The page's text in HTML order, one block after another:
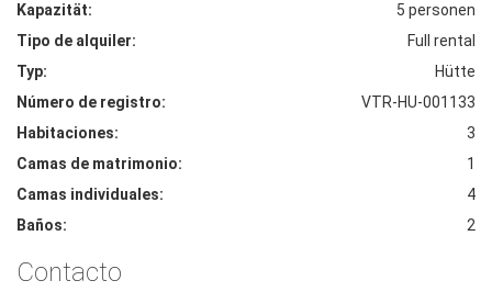
Kapazität:
5 personen
Tipo de alquiler:
Full rental
Typ:
Hütte
Número de registro:
VTR-HU-001133
Habitaciones:
3
Camas de matrimonio:
1
Camas individuales:
4
Baños:
2
Contacto